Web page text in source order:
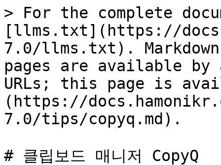
> For the complete
[llms.txt](https://
7.0/llms.txt).
pages are available by
URLs; this page is
(https://
7.0/tips/copyq.md).
# 클립보드 매니저 CopyQ